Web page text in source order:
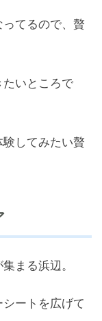
てるので、贅
たいところで
験してみたい贅
まる浜辺。
ートを広げて